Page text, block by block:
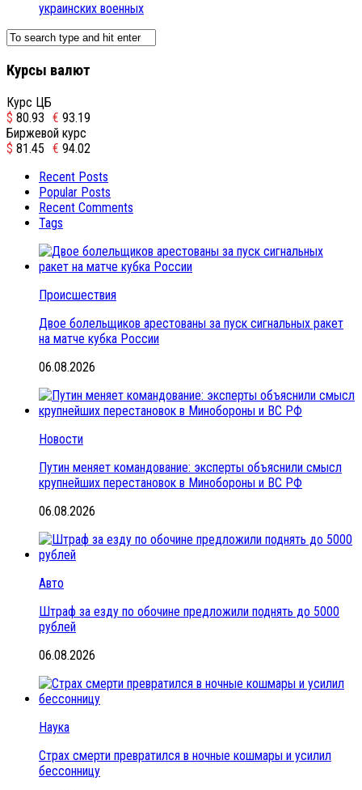
украинских военных
Курсы валют
Курс ЦБ
$ 80.93 € 93.19
Биржевой курс
$ 81.45 € 94.02
Recent Posts
Popular Posts
Recent Comments
Tags
Происшествия
Двое болельщиков арестованы за пуск сигнальных ракет
на матче кубка России
06.08.2026
Новости
Путин меняет командование: эксперты объяснили смысл
крупнейших перестановок в Минобороны и ВС РФ
06.08.2026
Авто
Штраф за езду по обочине предложили поднять до 5000
рублей
06.08.2026
Наука
Страх смерти превратился в ночные кошмары и усилил
бессонницу